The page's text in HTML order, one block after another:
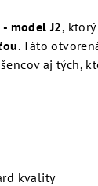
model J2,
. Táto
aj tých,
kvality